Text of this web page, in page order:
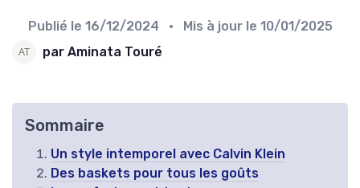
Publié le 16/12/2024 • Mis à jour le 10/01/2025
par Aminata Touré
Sommaire
Un style intemporel avec Calvin Klein
Des baskets pour tous les goûts